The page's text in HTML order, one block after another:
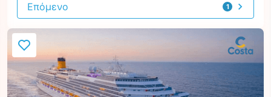
1
προσφορά
Επόμενο